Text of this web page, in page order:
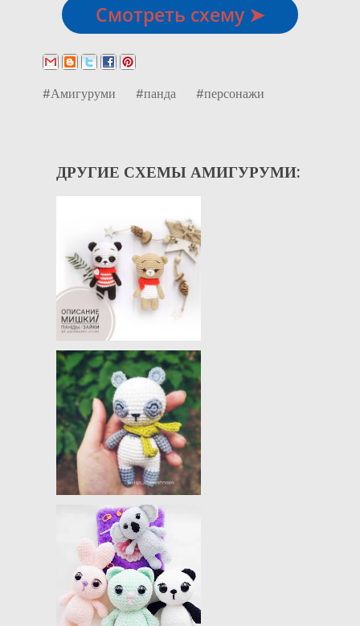
Смотреть схему ➤
#Амигуруми #панда #персонажи
ДРУГИЕ СХЕМЫ АМИГУРУМИ: